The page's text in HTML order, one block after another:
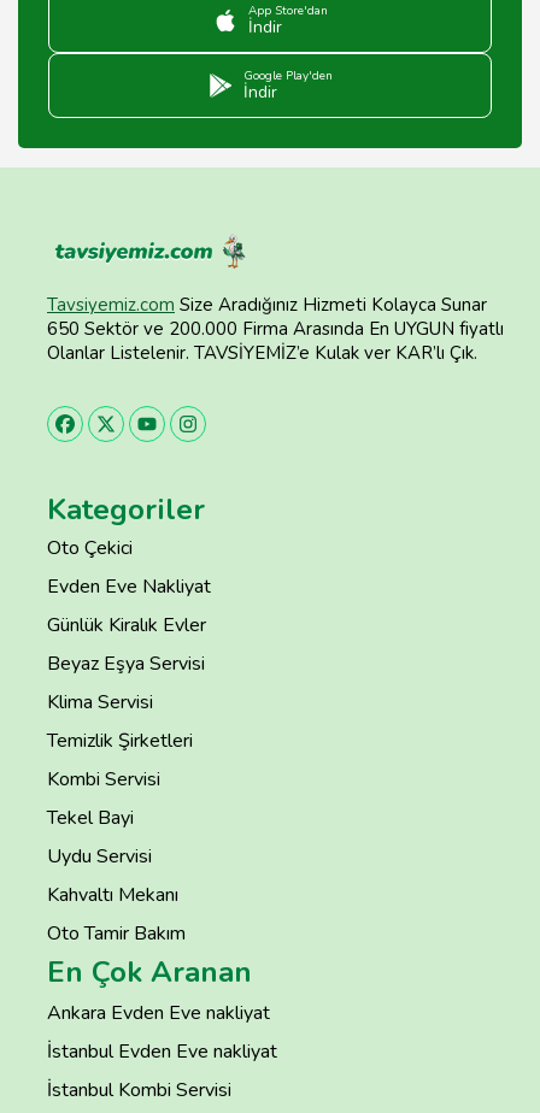
App Store'dan
İndir
Google Play'den
İndir
Tavsiyemiz.com Size Aradığınız Hizmeti Kolayca Sunar
650 Sektör ve 200.000 Firma Arasında En UYGUN fiyatlı
Olanlar Listelenir. TAVSİYEMİZ’e Kulak ver KAR’lı Çık.
Kategoriler
Oto Çekici
Evden Eve Nakliyat
Günlük Kiralık Evler
Beyaz Eşya Servisi
Klima Servisi
Temizlik Şirketleri
Kombi Servisi
Tekel Bayi
Uydu Servisi
Kahvaltı Mekanı
Oto Tamir Bakım
En Çok Aranan
Ankara Evden Eve nakliyat
İstanbul Evden Eve nakliyat
İstanbul Kombi Servisi